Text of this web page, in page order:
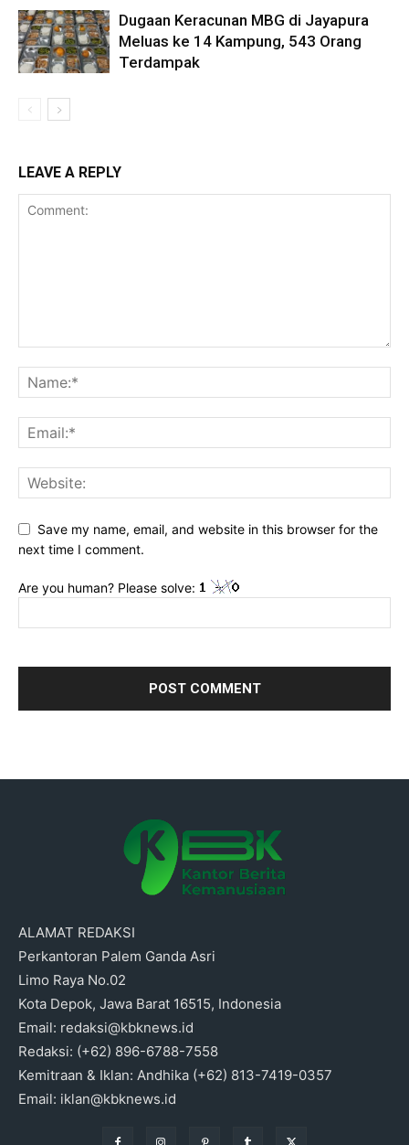
Dugaan Keracunan MBG di Jayapura
Meluas ke 14 Kampung, 543 Orang
Terdampak
LEAVE A REPLY
Save my name, email, and website in this browser for the
next time I comment.
Are you human? Please solve:
ALAMAT REDAKSI
Perkantoran Palem Ganda Asri
Limo Raya No.02
Kota Depok, Jawa Barat 16515, Indonesia
Email: redaksi@kbknews.id
Redaksi: (+62) 896-6788-7558
Kemitraan & Iklan: Andhika (+62) 813-7419-0357
Email: iklan@kbknews.id